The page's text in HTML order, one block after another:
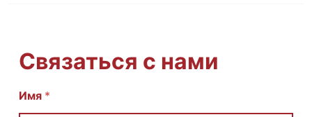
Связаться с нами
Имя *
С